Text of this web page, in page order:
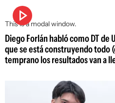
This is a modal window.
Diego Forlán habló como DT
que se está construyendo todo
temprano los resultados van a